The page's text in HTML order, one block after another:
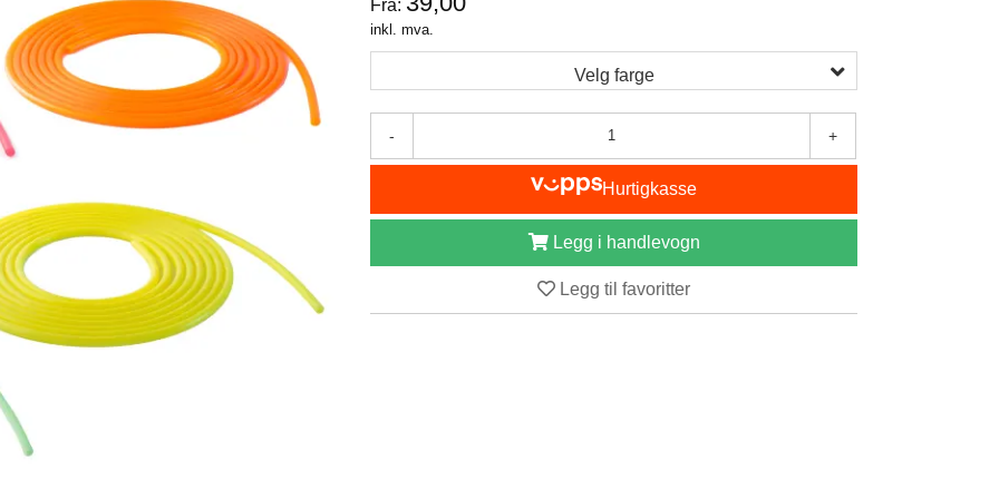
Fra:
inkl. mva.
Velg farge
- +
Hurtigkasse
Legg i handlevogn
Legg til favoritter